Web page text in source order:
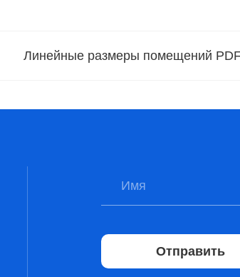
Линейные размеры помещений
Отправить